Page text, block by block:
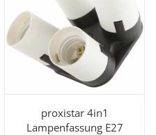
proxistar 4in1
Lampenfassung E27